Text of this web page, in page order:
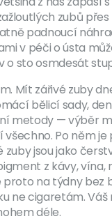
zubů přes
padnoucí
v péči o ústa
o sto osmdesát
Mít zářivé zuby
bělicí sady,
metody — výběr
všechno. Po něm
zuby jsou jako
z kávy, vína,
na týdny bez
ne cigaretám. Váš
déle.